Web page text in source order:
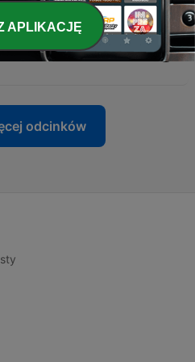
Łukasz
odcinków
APLIKACJĘ